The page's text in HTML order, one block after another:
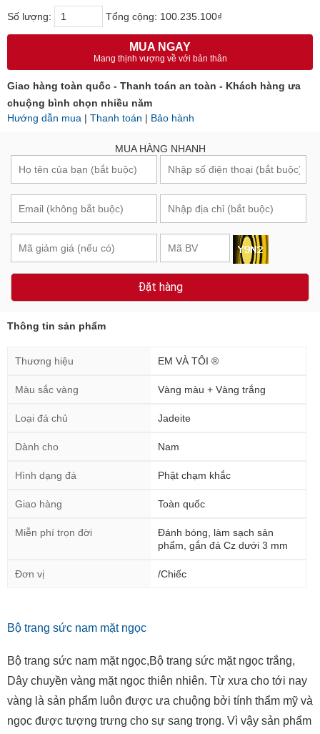
Số lượng: Tổng cộng: 100.235.100₫
MUA NGAY
Mang thịnh vượng về với bản thân
Giao hàng toàn quốc - Thanh toán an toàn - Khách hàng ưa
chuộng bình chọn nhiều năm
Hướng dẫn mua | Thanh toán | Bảo hành
MUA HÀNG NHANH
Đặt hàng
Thông tin sản phẩm
Thương hiệu EM VÀ TÔI ®
Màu sắc vàng Vàng màu + Vàng trắng
Loại đá chủ Jadeite
Dành cho Nam
Hình dạng đá Phật chạm khắc
Giao hàng Toàn quốc
Miễn phí trọn đời
Đánh bóng, làm sạch sản
phẩm, gắn đá Cz dưới 3 mm
Đơn vị /Chiếc
Bộ trang sức nam mặt ngọc
Bộ trang sức nam mặt ngọc,Bộ trang sức mặt ngọc trắng,
Dây chuyền vàng mặt ngọc thiên nhiên. Từ xưa cho tới nay
vàng là sản phẩm luôn được ưa chuộng bởi tính thẩm mỹ và
ngọc được tượng trưng cho sự sang trọng. Vì vậy sản phẩm